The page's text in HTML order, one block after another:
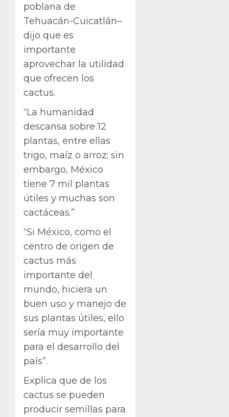
poblana de
Tehuacán-Cuicatlán–
dijo que es
importante
aprovechar la utilidad
que ofrecen los
cactus.
“La humanidad
descansa sobre 12
plantas, entre ellas
trigo, maíz o arroz; sin
embargo, México
tiene 7 mil plantas
útiles y muchas son
cactáceas.”
“Si México, como el
centro de origen de
cactus más
importante del
mundo, hiciera un
buen uso y manejo de
sus plantas útiles, ello
sería muy importante
para el desarrollo del
país”.
Explica que de los
cactus se pueden
producir semillas para